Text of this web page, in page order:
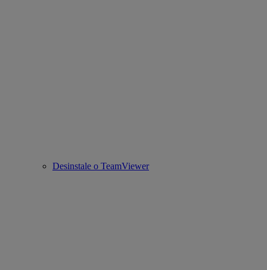
Desinstale o TeamViewer